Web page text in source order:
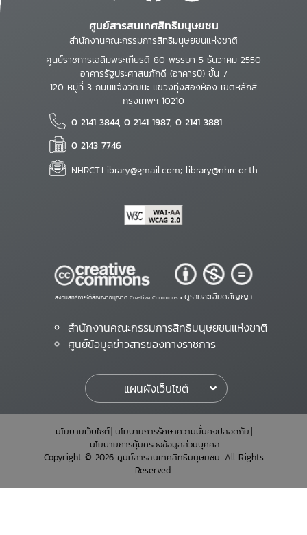
ศูนย์สารสนเทศสิทธิมนุษยชน
สำนักงานคณะกรรมการสิทธิมนุษยชนแห่งชาติ
ศูนย์ราชการเฉลิมพระเกียรติ 80 พรรษา 5 ธันวาคม 2550
อาคารรัฐประศาสนภักดี (อาคารบี) ชั้น 7
120 หมู่ที่ 3 ถนนแจ้งวัฒนะ แขวงทุ่งสองห้อง เขตหลักสี่
กรุงเทพฯ 10210
0 2141 3844, 0 2141 1987, 0 2141 3881
0 2143 7746
NHRCT.Library@gmail.com; library@nhrc.or.th
สงวนสิทธิ์ภายใต้สัญญาอนุญาต Creative Commons • ดูรายละเอียดสัญญา
สำนักงานคณะกรรมการสิทธิมนุษยชนแห่งชาติ
ศูนย์ข้อมูลข่าวสารของทางราชการ
แผนผังเว็บไซต์
นโยบายเว็บไซต์ นโยบายการรักษาความมั่นคงปลอดภัย
นโยบายการคุ้มครองข้อมูลส่วนบุคคล
Copyright © 2026 ศูนย์สารสนเทศสิทธิมนุษยชน. All Rights
Reserved.